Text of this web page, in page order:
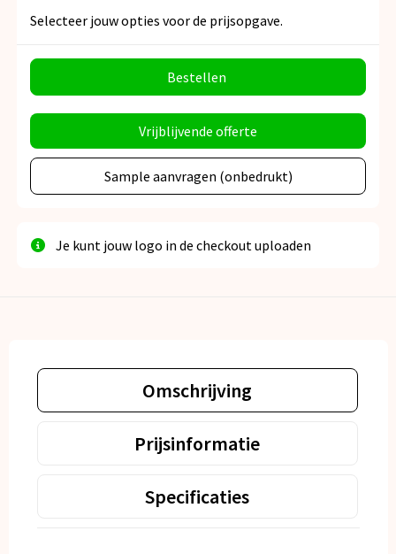
Selecteer jouw opties voor de prijsopgave.
Bestellen
Vrijblijvende offerte
Sample aanvragen (onbedrukt)
Je kunt jouw logo in de checkout uploaden
Omschrijving
Prijsinformatie
Specificaties